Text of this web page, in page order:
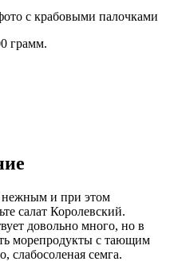
грамм.
нежным и при этом
салат Королевский.
довольно много, но в
морепродукты с тающим
слабосоленая семга.